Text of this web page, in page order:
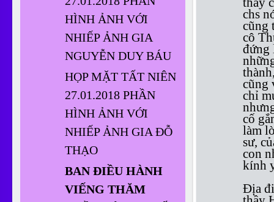
chs
cũng
cô
đứng
cũng
chỉ
cố
làm
sư,
con
kính
Địa
HÌNH ẢNH VỚI
NHIẾP ẢNH GIA
NGUYỄN DUY BÁU
HỌP MẶT TẤT NIÊN
27.01.2018 PHẦN
HÌNH ẢNH VỚI
NHIẾP ẢNH GIA ĐỖ
THẠO
BAN ĐIỀU HÀNH
VIẾNG THĂM